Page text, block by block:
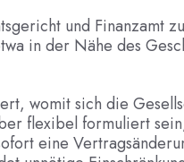
und Finanzamt
in der Nähe des
womit sich die
flexibel formuliert
eine